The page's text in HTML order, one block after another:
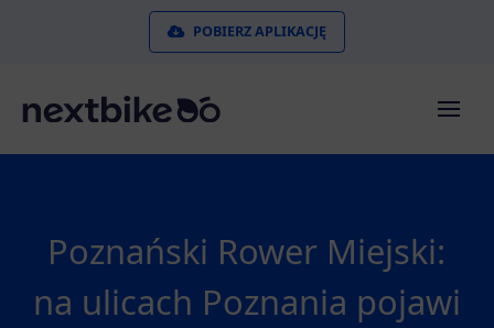
POBIERZ APLIKACJĘ
Poznański Rower Miejski:
na ulicach Poznania pojawi